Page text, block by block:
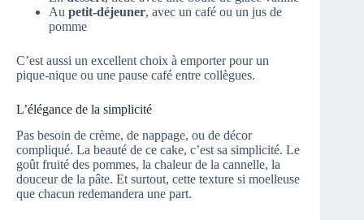
Au petit-déjeuner, avec un café ou un jus de
pomme
C’est aussi un excellent choix à emporter pour un
pique-nique ou une pause café entre collègues.
L’élégance de la simplicité
Pas besoin de crème, de nappage, ou de décor
compliqué. La beauté de ce cake, c’est sa simplicité. Le
goût fruité des pommes, la chaleur de la cannelle, la
douceur de la pâte. Et surtout, cette texture si moelleuse
que chacun redemandera une part.